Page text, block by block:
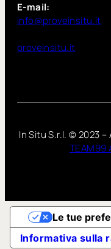
E-mail:
info@proveinsitu.it
proveinsitu.it
In Situ S.r.l. ©2023 –
TEAM99
Informativa sulla
Le tue